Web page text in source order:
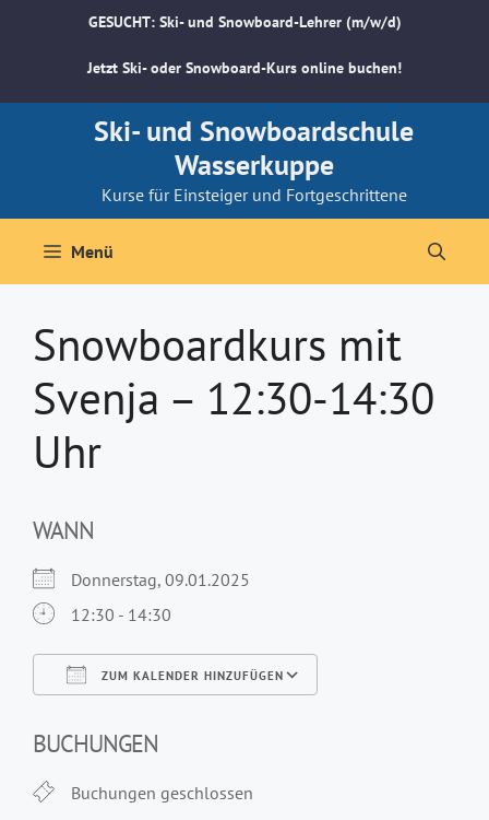
GESUCHT: Ski- und Snowboard-Lehrer (m/w/d)
Jetzt Ski- oder Snowboard-Kurs online buchen!
Ski- und Snowboardschule
Wasserkuppe
Kurse für Einsteiger und Fortgeschrittene
Menü
Snowboardkurs mit
Svenja – 12:30-14:30
Uhr
WANN
Donnerstag, 09.01.2025
12:30 - 14:30
ZUM KALENDER HINZUFÜGEN
BUCHUNGEN
Buchungen geschlossen